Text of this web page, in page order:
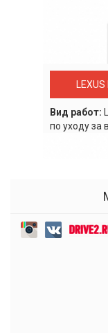
Вид работ:
по уходу за